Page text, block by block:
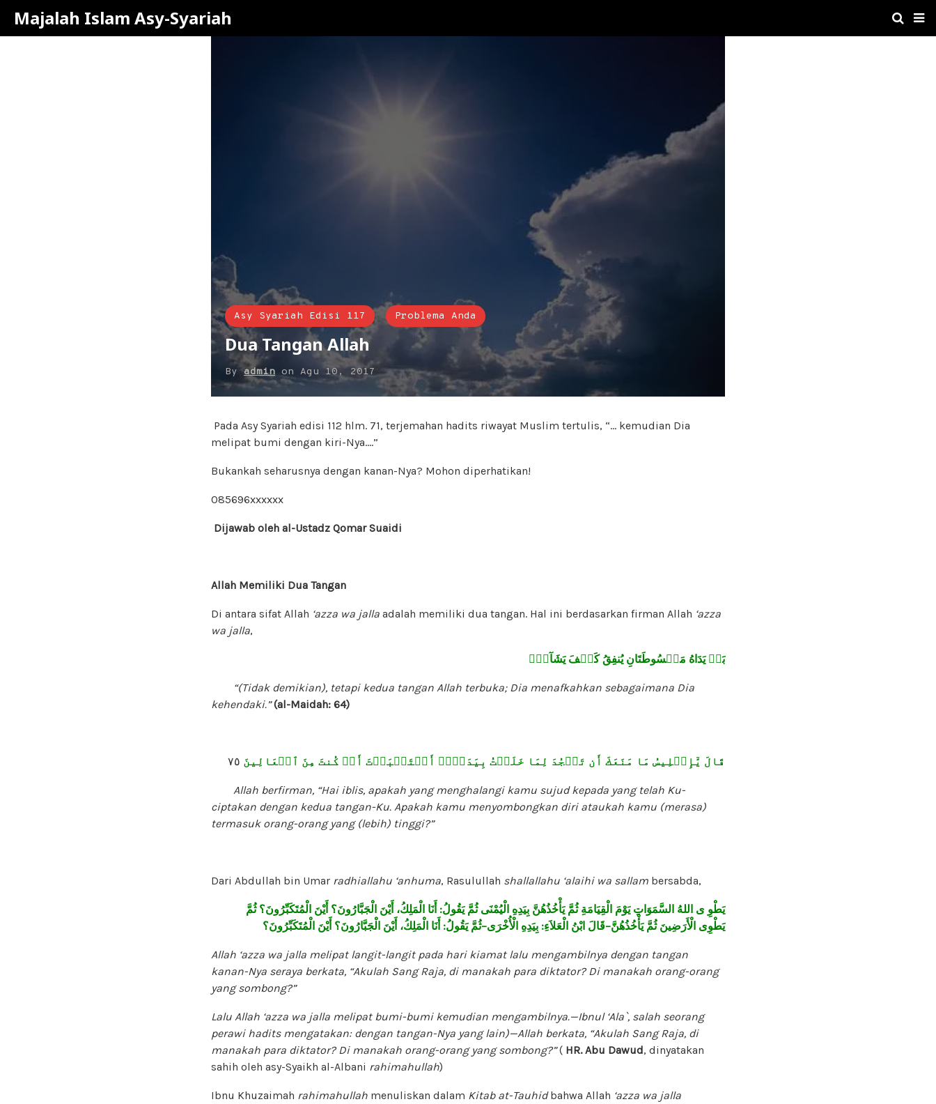
Majalah Islam Asy-Syariah
Asy Syariah Edisi 117 Problema Anda
Dua Tangan Allah
Byadmin on Agu 10, 2017
Pada Asy Syariah edisi 112 hlm. 71, terjemahan hadits riwayat Muslim tertulis, “… kemudian Dia
melipat bumi dengan kiri-Nya….”
Bukankah seharusnya dengan kanan-Nya? Mohon diperhatikan!
085696xxxxxx
Dijawab oleh al-Ustadz Qomar Suaidi
Allah Memiliki Dua Tangan
Di antara sifat Allah ‘azza wa jalla adalah memiliki dua tangan. Hal ini berdasarkan firman Allah ‘azza
wa jalla,
بَلۡ يَدَاهُ مَبۡسُوطَتَانِ يُنفِقُ كَيۡفَ يَشَآءُۚ
“(Tidak demikian), tetapi kedua tangan Allah terbuka; Dia menafkahkan sebagaimana Dia
kehendaki.”(al-Maidah: 64)
قَالَ يَٰٓإِبۡلِيسُ مَا مَنَعَكَ أَن تَسۡجُدَ لِمَا خَلَقۡتُ بِيَدَيَّۖ أَسۡتَكۡبَرۡتَ أَمۡ كُنتَ مِنَ ٱلۡعَالِينَ ٧٥
Allah berfirman, “Hai iblis, apakah yang menghalangi kamu sujud kepada yang telah Ku-
ciptakan dengan kedua tangan-Ku. Apakah kamu menyombongkan diri ataukah kamu (merasa)
termasuk orang-orang yang (lebih) tinggi?”
Dari Abdullah bin Umar radhiallahu ‘anhuma, Rasulullah shallallahu ‘alaihi wa sallam bersabda,
يَطْوِ ى اللهُ السَّمَوَاتِ يَوْمَ الْقِيَامَةِ ثُمَّ يَأْخُذُهُنَّ بِيَدِهِ الْيُمْنَى ثُمَّ يَقُولُ: أَنَا الْمَلِكُ، أَيْنَ الْجَبَّارُونَ؟ أَيْنَ الْمُتَكَبِّرُونَ؟ ثُمَّ
يَطْوِى الْأَرَضِينَ ثُمَّ يَأْخُذُهُنَّ–قَالَ ابْنُ الْعَلاَءِ: بِيَدِهِ الْأُخْرَى–ثُمَّ يَقُولُ: أَنَا الْمَلِكُ، أَيْنَ الْجَبَّارُونَ؟ أَيْنَ الْمُتَكَبِّرُونَ؟
Allah ‘azza wa jalla melipat langit-langit pada hari kiamat lalu mengambilnya dengan tangan
kanan-Nya seraya berkata, “Akulah Sang Raja, di manakah para diktator? Di manakah orang-orang
yang sombong?”
Lalu Allah ‘azza wa jalla melipat bumi-bumi kemudian mengambilnya.—Ibnul ‘Ala`, salah seorang
perawi hadits mengatakan: dengan tangan-Nya yang lain)—Allah berkata, “Akulah Sang Raja, di
manakah para diktator? Di manakah orang-orang yang sombong?”( HR. Abu Dawud, dinyatakan
sahih oleh asy-Syaikh al-Albani rahimahullah)
Ibnu Khuzaimah rahimahullah menuliskan dalam Kitab at-Tauhidbahwa Allah ‘azza wa jalla